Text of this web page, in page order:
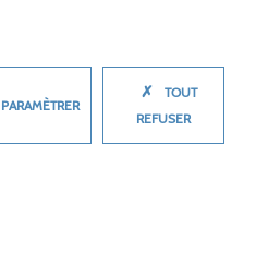
PARAMÈTRER
✗
TOUT
REFUSER